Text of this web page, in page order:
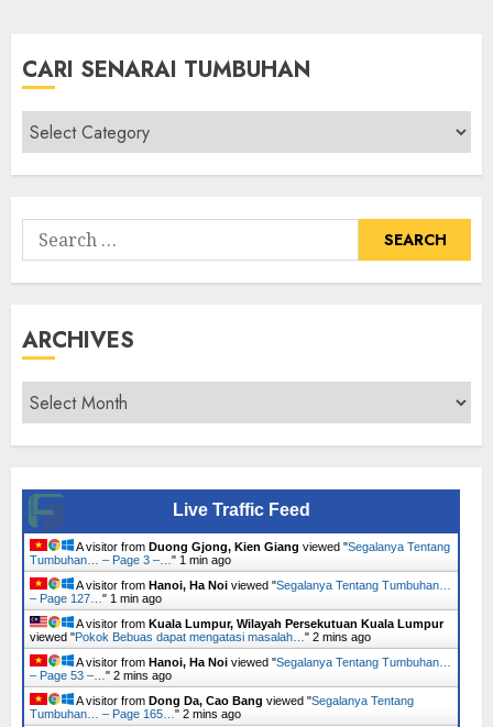
CARI SENARAI TUMBUHAN
Cari
Senarai
Tumbuhan
Search
for:
ARCHIVES
Archives
Live Traffic Feed
A visitor from Duong Gjong, Kien Giang viewed "Segalanya Tentang
Tumbuhan… – Page 3 –… " 1 min ago
A visitor from Hanoi, Ha Noi viewed "Segalanya Tentang Tumbuhan…
– Page 127… " 1 min ago
A visitor from Kuala Lumpur, Wilayah Persekutuan Kuala Lumpur
viewed "Pokok Bebuas dapat mengatasi masalah… " 2 mins ago
A visitor from Hanoi, Ha Noi viewed "Segalanya Tentang Tumbuhan…
– Page 53 –… " 2 mins ago
A visitor from Dong Da, Cao Bang viewed "Segalanya Tentang
Tumbuhan… – Page 165… " 2 mins ago